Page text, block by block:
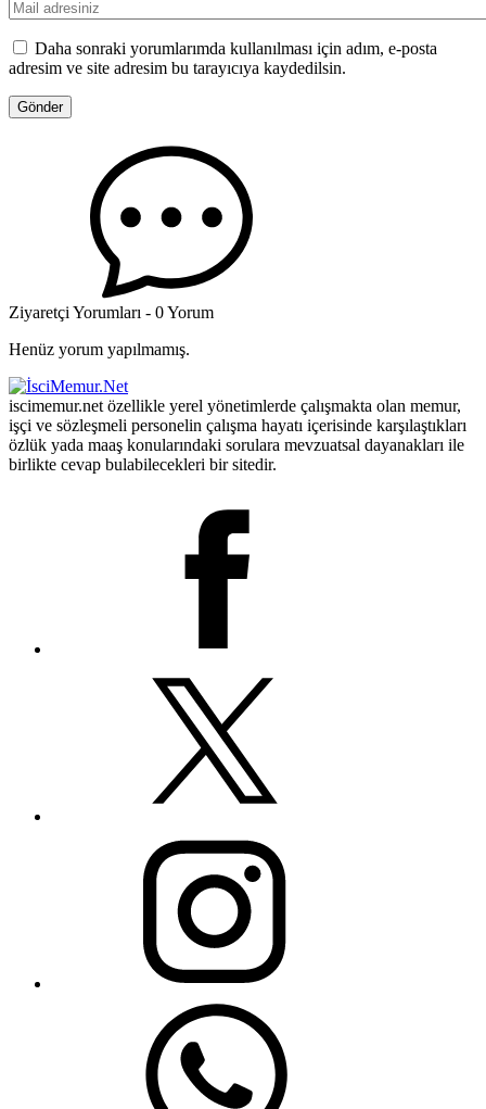
Daha sonraki yorumlarımda kullanılması için adım, e-posta
adresim ve site adresim bu tarayıcıya kaydedilsin.
Ziyaretçi Yorumları - 0 Yorum
Henüz yorum yapılmamış.
iscimemur.net özellikle yerel yönetimlerde çalışmakta olan memur,
işçi ve sözleşmeli personelin çalışma hayatı içerisinde karşılaştıkları
özlük yada maaş konularındaki sorulara mevzuatsal dayanakları ile
birlikte cevap bulabilecekleri bir sitedir.